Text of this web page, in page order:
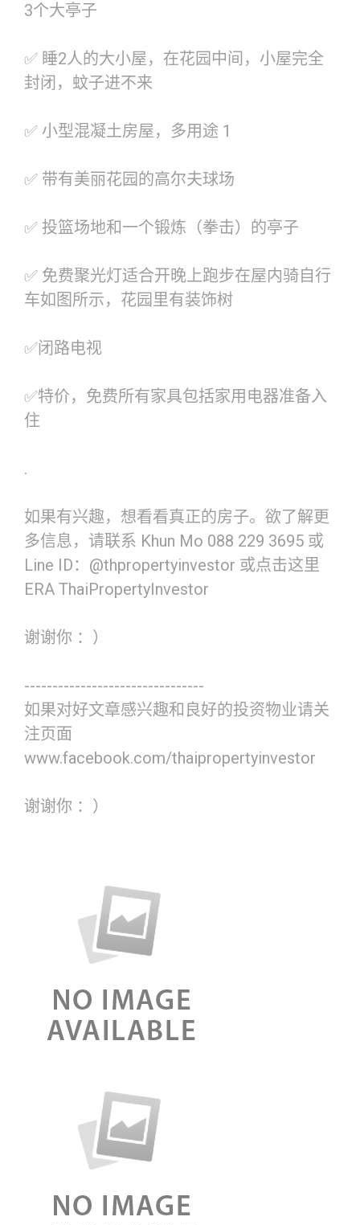
3个大亭子
✅ 睡2人的大小屋，在花园中间，小屋完全
封闭，蚊子进不来
✅ 小型混凝土房屋，多用途 1
✅ 带有美丽花园的高尔夫球场
✅ 投篮场地和一个锻炼（拳击）的亭子
✅ 免费聚光灯适合开晚上跑步在屋内骑自行
车如图所示，花园里有装饰树
✅闭路电视
✅特价，免费所有家具包括家用电器准备入
住
.
如果有兴趣，想看看真正的房子。欲了解更
多信息，请联系 Khun Mo 088 229 3695 或
Line ID：@thpropertyinvestor 或点击这里
ERA ThaiPropertyInvestor
谢谢你 ：）
--------------------------------
如果对好文章感兴趣和良好的投资物业请关
注页面
www.facebook.com/thaipropertyinvestor
谢谢你 ：）